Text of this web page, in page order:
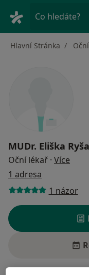
Co hledáte?
Hlavní Stránka
MUDr. Eliška
Oční lékař · Více
1 adresa
1 názor